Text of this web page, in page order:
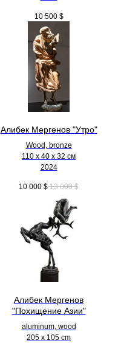
10 500 $
Алибек Мергенов "Утро"
Wood, bronze
110 х 40 х 32 см
2024
10 000 $ 13 000 $
Алибек Мергенов
"Похищение Азии"
aluminum, wood
205 х 105 cm